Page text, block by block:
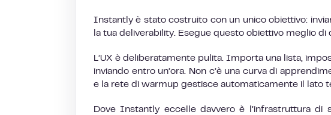
Instantly è stato costruito con un unico obiettivo:
la tua deliverability. Esegue questo obiettivo meglio di
L’UX è deliberatamente pulita. Importa una lista,
inviando entro un’ora. Non c’è una curva di
e la rete di warmup gestisce automaticamente il lato
Dove Instantly eccelle davvero è l’infrastruttura di